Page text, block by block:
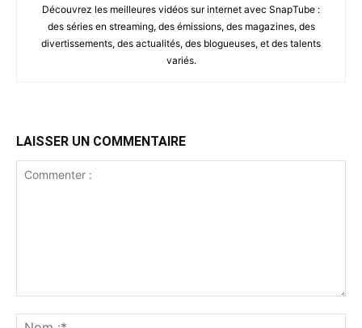
Découvrez les meilleures vidéos sur internet avec SnapTube :
des séries en streaming, des émissions, des magazines, des
divertissements, des actualités, des blogueuses, et des talents
variés.
LAISSER UN COMMENTAIRE